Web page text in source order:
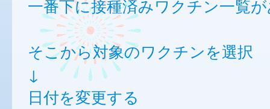
一番下に接種済みワクチン一覧
そこから対象のワクチンを選択
↓
日付を変更する